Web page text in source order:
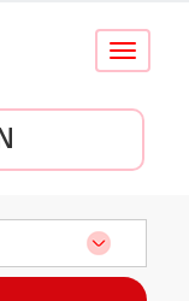
Conmutar